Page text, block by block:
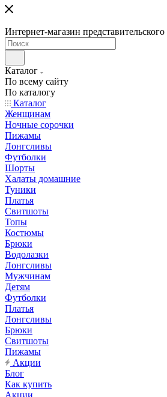
Интернет-магазин представительского
Каталог
По всему сайту
По каталогу
Каталог
Женщинам
Ночные сорочки
Пижамы
Лонгсливы
Футболки
Шорты
Халаты домашние
Туники
Платья
Свитшоты
Топы
Костюмы
Брюки
Водолазки
Лонгсливы
Мужчинам
Детям
Футболки
Платья
Лонгсливы
Брюки
Свитшоты
Пижамы
Акции
Блог
Как купить
Акции